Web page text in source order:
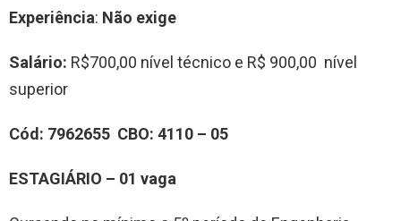
Experiência: Não exige
Salário: R$700,00 nível técnico e R$ 900,00 nível
superior
Cód: 7962655 CBO: 4110 – 05
ESTAGIÁRIO – 01 vaga